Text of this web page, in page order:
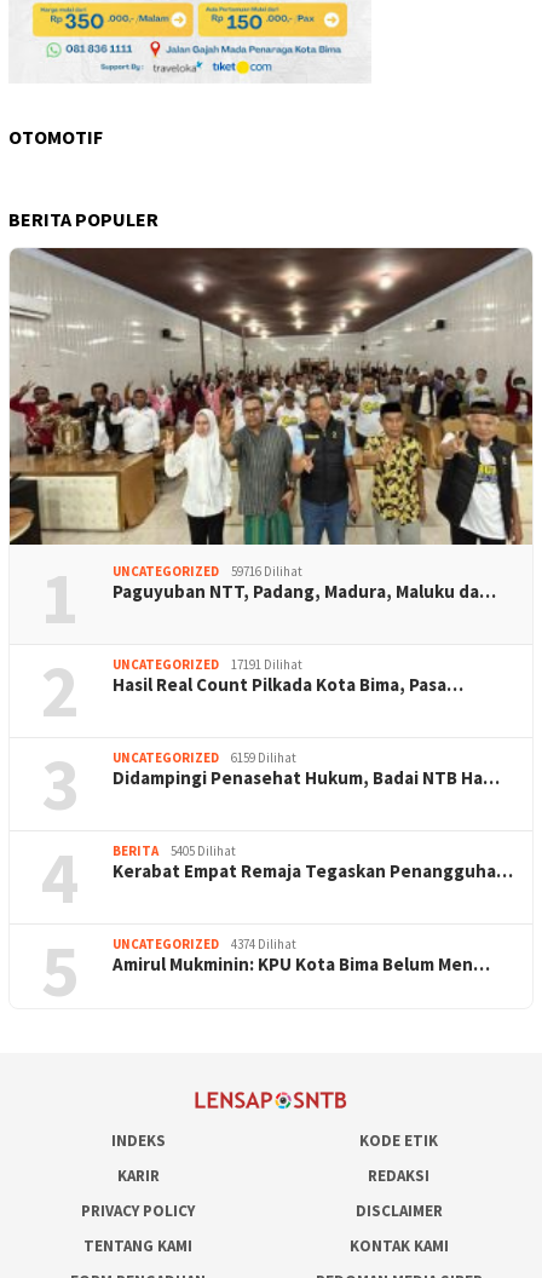
OTOMOTIF
BERITA POPULER
1 UNCATEGORIZED 59716 Dilihat
Paguyuban NTT, Padang, Madura, Maluku da…
2 UNCATEGORIZED 17191 Dilihat
Hasil Real Count Pilkada Kota Bima, Pasa…
3 UNCATEGORIZED 6159 Dilihat
Didampingi Penasehat Hukum, Badai NTB Ha…
4 BERITA 5405 Dilihat
Kerabat Empat Remaja Tegaskan Penangguha…
5 UNCATEGORIZED 4374 Dilihat
Amirul Mukminin: KPU Kota Bima Belum Men…
INDEKS
KODE ETIK
KARIR
REDAKSI
PRIVACY POLICY
DISCLAIMER
TENTANG KAMI
KONTAK KAMI